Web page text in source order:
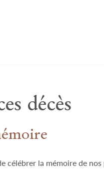
décès
célébrer la mémoire de nos